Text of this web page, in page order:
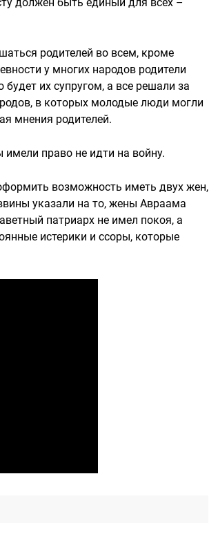
родителей во всем, кроме
у многих народов родители
их супругом, а все решали за
в которых молодые люди могли
мнения родителей.
право не идти на войну.
возможность иметь двух жен,
указали на то, жены Авраама
патриарх не имел покоя, а
истерики и ссоры, которые